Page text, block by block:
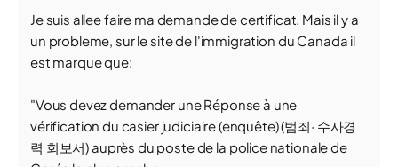
Je suis allee faire ma demande de certificat. Mais il y a
un probleme, sur le site de l'immigration du Canada il
est marque que:
"Vous devez demander une Réponse à une
vérification du casier judiciaire (enquête) (범죄· 수사경
력 회보서) auprès du poste de la police nationale de